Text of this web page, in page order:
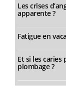
Les crises
apparente ?
Fatigue en
Et si les
plombage ?